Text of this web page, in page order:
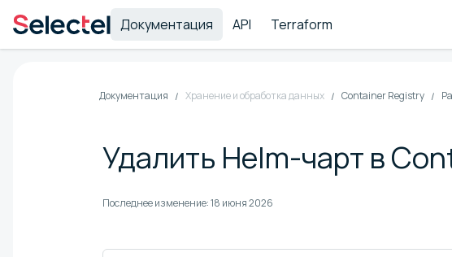
Документация API Terraform
Документация Хранение и обработка данных Container Registry
Удалить Helm-чарт в
Последнее изменение:18 июня 2026